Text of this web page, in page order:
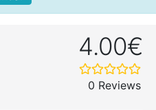
4.00€
0 Reviews